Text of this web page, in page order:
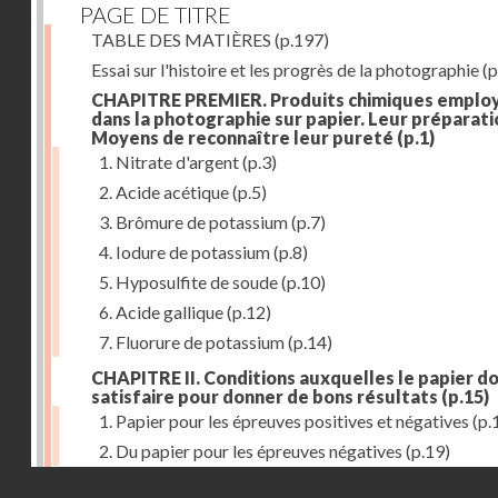
PAGE DE TITRE
TABLE DES MATIÈRES (p.197)
Essai sur l'histoire et les progrès de la photographie
CHAPITRE PREMIER. Produits chimiques
dans la photographie sur papier. Leur
Moyens de reconnaître leur pureté (p.1)
1. Nitrate d'argent(p.3)
2. Acide acétique(p.5)
3. Brômure de potassium(p.7)
4. Iodure de potassium(p.8)
5. Hyposulfite de soude(p.10)
6. Acide gallique(p.12)
7. Fluorure de potassium(p.14)
CHAPITRE II. Conditions auxquelles le papier
satisfaire pour donner de bons résultats (p.15)
1. Papier pour les épreuves positives et négatives
2. Du papier pour les épreuves négatives (p.19)